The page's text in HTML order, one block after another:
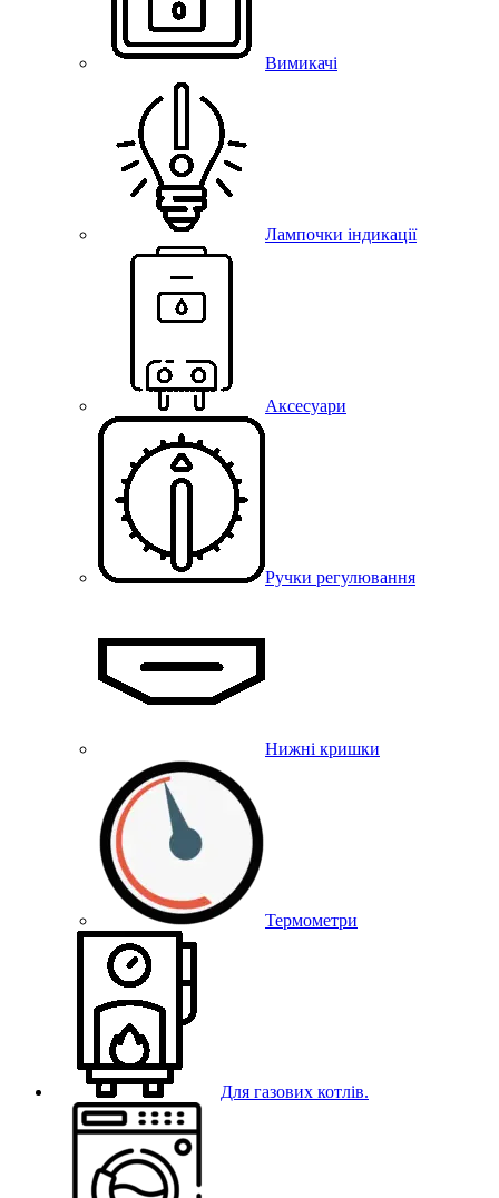
Вимикачі
Лампочки індикації
Аксесуари
Ручки регулювання
Нижні кришки
Термометри
Для газових котлів.